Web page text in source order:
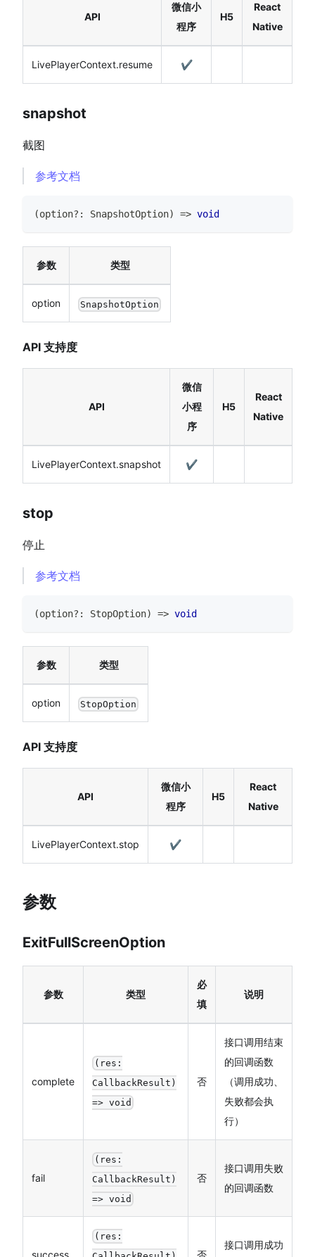
API
微信小
程序
H5
React
Native
LivePlayerContext.resume ✔️
snapshot
截图
参考文档
(option? : SnapshotOption) => void
参数 类型
option SnapshotOption
API 支持度
API
微信
小程
序
H5
React
Native
LivePlayerContext.snapshot ✔️
stop
停止
参考文档
(option? : StopOption) => void
参数 类型
option StopOption
API 支持度
API
微信小
程序
H5
React
Native
LivePlayerContext.stop ✔️
参数
ExitFullScreenOption
参数 类型
必
填
说明
complete
(res:
CallbackResult)
=> void
否
接口调用结束
的回调函数
（调用成功、
失败都会执
行）
fail
(res:
CallbackResult)
=> void
否
接口调用失败
的回调函数
(res:
接口调用成功